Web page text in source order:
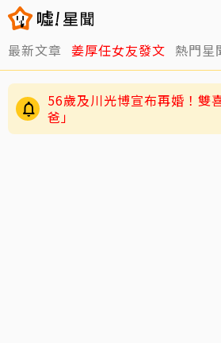
最新文章 姜厚任女友發文 熱門星
56歲及川光博宣布再婚！雙
爸」